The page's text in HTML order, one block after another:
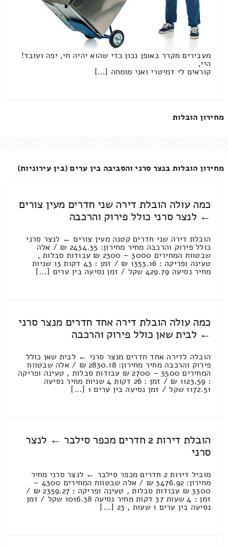
מעבירים מקרר באופן נכון כדי שהוא יהיה חי, יפה ועובד!
היי,
קוראים לי דמיטרי ואני מומחה […]
מחירון הובלות
מחירון הובלות בנצר סרני והסביבה בין ערים (בין עירוניות)
כמה עולה הובלת דירה שני חדרים מעין צורים
← לנצר סרני כולל פירוק והרכבה
הובלת דירה שני חדרים קטנה מעין צורים ← לנצר סרני
כולל פירוק והרכבה מחיר מחירון: 2434.35 ₪ / אלה
שבטווח המחירים 3000 – 2300 ₪ עבודות סבלות ,
טעינה ופריקה : 1353.16 ₪ / זמן : 43 דקות 13 שניות
מחיר נסיעה 429.79 שקל / זמן נסיעה בין ערים [...]
כמה עולה הובלת דירה אחד חדרים מנצר סרני
← לבית שאן כולל פירוק והרכבה
הובלה לדירה אחד חדרים מנצר סרני ← לבית שאן כולל
פירוק והרכבה מחיר מחירון: 2830.18 ₪ / אלה שבטווח
המחירים 3500 – 2700 ₪ עבודות סבלות , טעינה ופריקה
: 1123.59 ₪ / זמן : 26 דקות 4 שניות מחיר נסיעה
1172.51 שקל / זמן נסיעה בין ערים 1 [...]
הובלת דירות 2 חדרים מכפר סילבר ← לנצר
סרני
מוביל דירות 2 חדרים מכפר סילבר ← לנצר סרני מחיר
מחירון: 3476.92 ₪ / אלה שבטווח המחירים 4300 –
3300 ₪ עבודות סבלות , טעינה ופריקה : 2359.27 ₪ /
זמן : 4 שעות 37 דקות מחיר נסיעה 1016.38 שקל / זמן
נסיעה בין ערים 1 שעות , 23 [...]